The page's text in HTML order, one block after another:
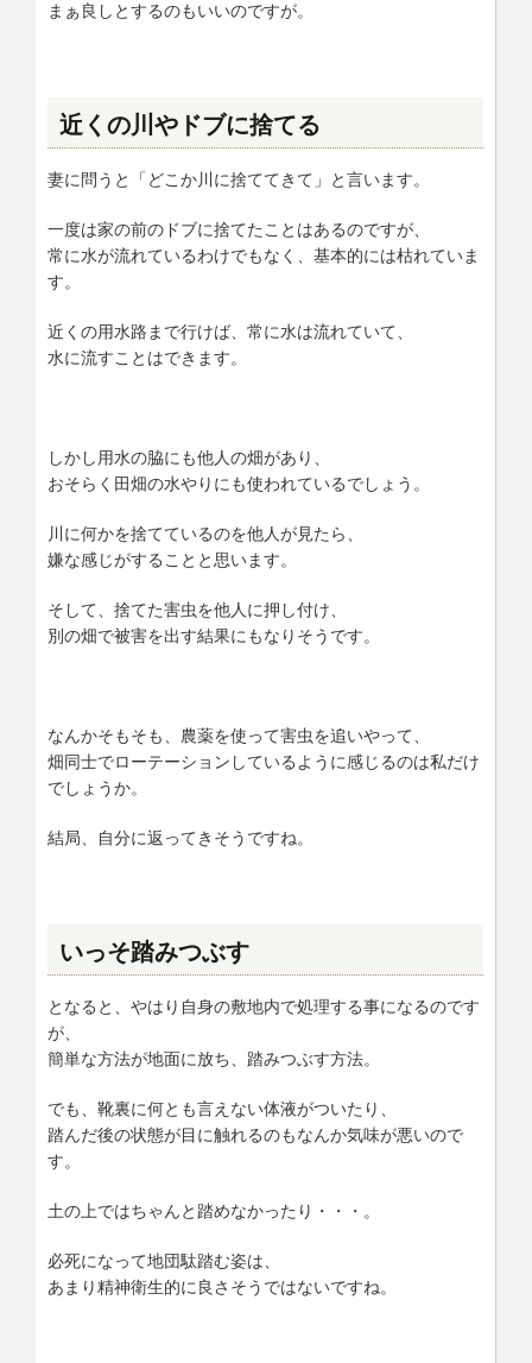
まぁ良しとするのもいいのですが。
近くの川やドブに捨てる
妻に問うと「どこか川に捨ててきて」と言います。
一度は家の前のドブに捨てたことはあるのですが、
常に水が流れているわけでもなく、基本的には枯れていま
す。
近くの用水路まで行けば、常に水は流れていて、
水に流すことはできます。
しかし用水の脇にも他人の畑があり、
おそらく田畑の水やりにも使われているでしょう。
川に何かを捨てているのを他人が見たら、
嫌な感じがすることと思います。
そして、捨てた害虫を他人に押し付け、
別の畑で被害を出す結果にもなりそうです。
なんかそもそも、農薬を使って害虫を追いやって、
畑同士でローテーションしているように感じるのは私だけ
でしょうか。
結局、自分に返ってきそうですね。
いっそ踏みつぶす
となると、やはり自身の敷地内で処理する事になるのです
が、
簡単な方法が地面に放ち、踏みつぶす方法。
でも、靴裏に何とも言えない体液がついたり、
踏んだ後の状態が目に触れるのもなんか気味が悪いので
す。
土の上ではちゃんと踏めなかったり・・・。
必死になって地団駄踏む姿は、
あまり精神衛生的に良さそうではないですね。